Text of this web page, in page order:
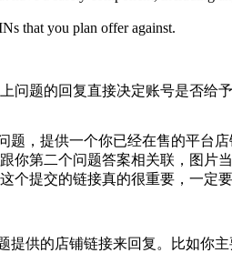
that you plan offer against.
问题的回复直接决定账号是否给予
题，提供一个你已经在售的平台
你第二个问题答案相关联，图片
个提交的链接真的很重要，一定要
提供的店铺链接来回复。比如你